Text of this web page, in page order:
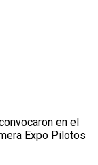
en el
Expo Pilotos